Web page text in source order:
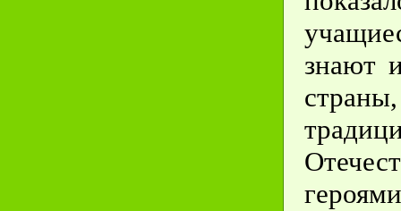
знают